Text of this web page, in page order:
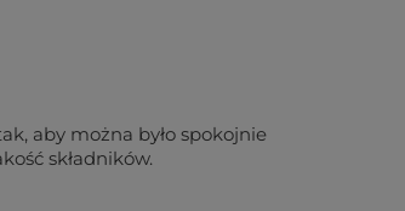
aby można było spokojnie
składników.